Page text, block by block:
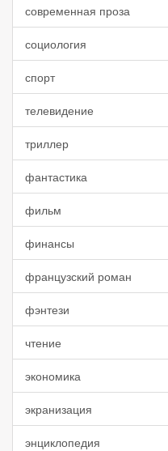
современная проза
социология
спорт
телевидение
триллер
фантастика
фильм
финансы
французский роман
фэнтези
чтение
экономика
экранизация
энциклопедия